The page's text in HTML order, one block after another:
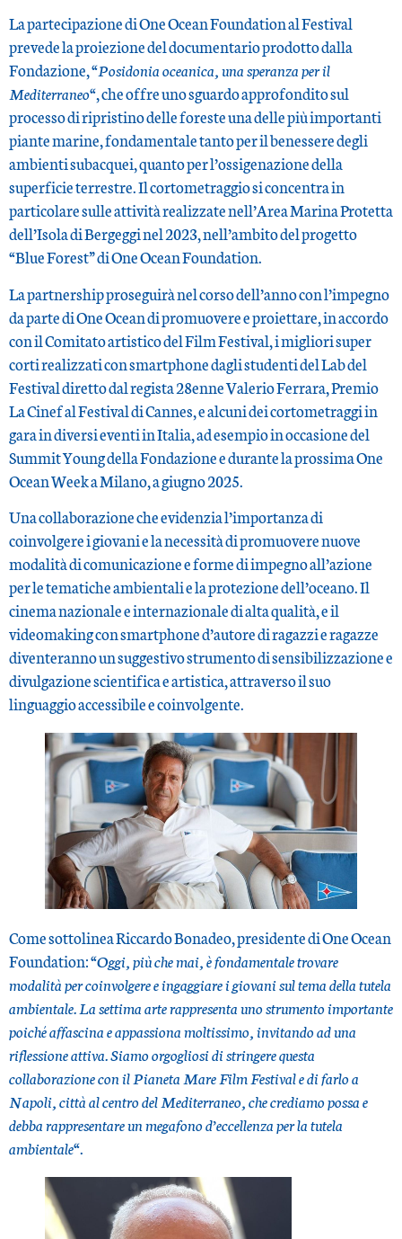
La partecipazione di One Ocean Foundation al Festival
prevede la proiezione del documentario prodotto dalla
Fondazione, “Posidonia oceanica, una speranza per il
Mediterraneo“, che offre uno sguardo approfondito sul
processo di ripristino delle foreste una delle più importanti
piante marine, fondamentale tanto per il benessere degli
ambienti subacquei, quanto per l’ossigenazione della
superficie terrestre. Il cortometraggio si concentra in
particolare sulle attività realizzate nell’Area Marina Protetta
dell’Isola di Bergeggi nel 2023, nell’ambito del progetto
“Blue Forest” di One Ocean Foundation.
La partnership proseguirà nel corso dell’anno con l’impegno
da parte di One Ocean di promuovere e proiettare, in accordo
con il Comitato artistico del Film Festival, i migliori super
corti realizzati con smartphone dagli studenti del Lab del
Festival diretto dal regista 28enne Valerio Ferrara, Premio
La Cinef al Festival di Cannes, e alcuni dei cortometraggi in
gara in diversi eventi in Italia, ad esempio in occasione del
Summit Young della Fondazione e durante la prossima One
Ocean Week a Milano, a giugno 2025.
Una collaborazione che evidenzia l’importanza di
coinvolgere i giovani e la necessità di promuovere nuove
modalità di comunicazione e forme di impegno all’azione
per le tematiche ambientali e la protezione dell’oceano. Il
cinema nazionale e internazionale di alta qualità, e il
videomaking con smartphone d’autore di ragazzi e ragazze
diventeranno un suggestivo strumento di sensibilizzazione e
divulgazione scientifica e artistica, attraverso il suo
linguaggio accessibile e coinvolgente.
Come sottolinea Riccardo Bonadeo, presidente di One Ocean
Foundation: “Oggi, più che mai, è fondamentale trovare
modalità per coinvolgere e ingaggiare i giovani sul tema della tutela
ambientale. La settima arte rappresenta uno strumento importante
poiché affascina e appassiona moltissimo, invitando ad una
riflessione attiva. Siamo orgogliosi di stringere questa
collaborazione con il Pianeta Mare Film Festival e di farlo a
Napoli, città al centro del Mediterraneo, che crediamo possa e
debba rappresentare un megafono d’eccellenza per la tutela
ambientale“.